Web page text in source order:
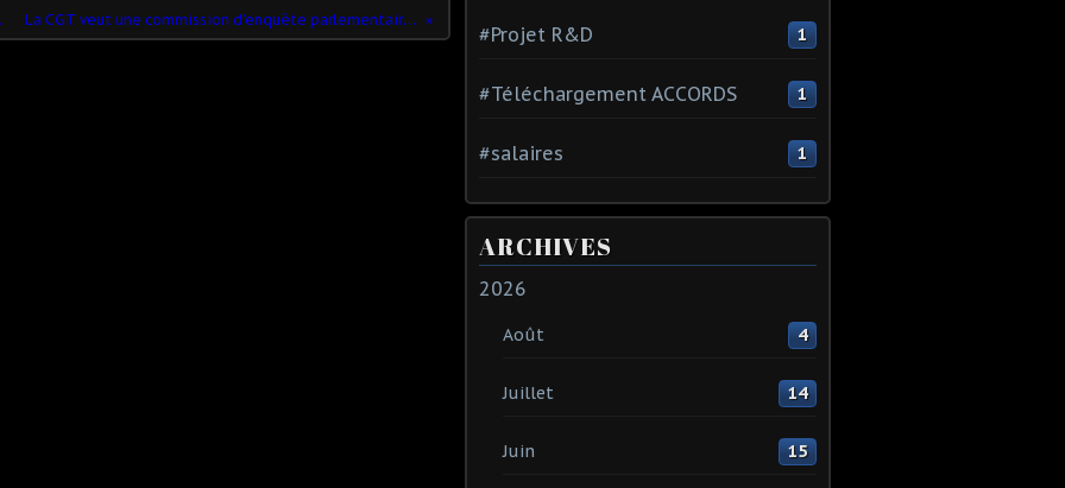
La CGT veut une commission d’enquête parlementaire sur Carrefour
#Projet R&D 1
#Téléchargement ACCORDS 1
#salaires 1
ARCHIVES
2026
Août 4
Juillet 14
Juin 15